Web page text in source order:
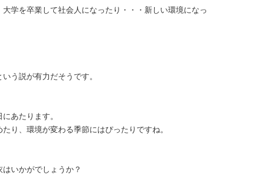
学を卒業して社会人になったり・・・新しい環境になっ
う説が有力だそうです。
あたります。
り、環境が変わる季節にはぴったりですね。
いかがでしょうか？